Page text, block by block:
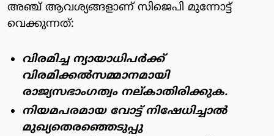
അഞ്ച് ആവശ്യങ്ങളാണ് സിജെപി മുന്നോട്ട്
വെക്കുന്നത്:
വിരമിച്ച ന്യായാധിപർക്ക്
വിരമിക്കൽസമ്മാനമായി
രാജ്യസഭാംഗത്വം നല്കാതിരിക്കുക.
നിയമപരമായ വോട്ട് നിഷേധിച്ചാൽ
മുഖ്യതെരഞ്ഞെടുപ്പു